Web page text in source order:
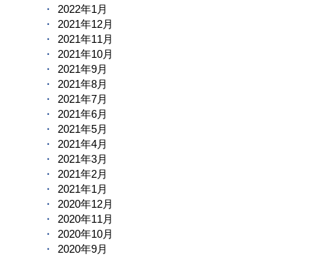
2022年1月
2021年12月
2021年11月
2021年10月
2021年9月
2021年8月
2021年7月
2021年6月
2021年5月
2021年4月
2021年3月
2021年2月
2021年1月
2020年12月
2020年11月
2020年10月
2020年9月